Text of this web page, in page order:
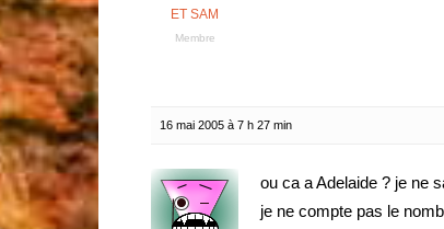
ET SAM
Membre
16 mai 2005 à 7 h 27 min
ou ca a Adelaide ? je ne
je ne compte pas le